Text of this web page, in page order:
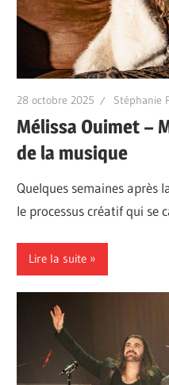
28 octobre 2025 Stéphanie
Mélissa Ouimet –
de la musique
Quelques semaines après
le processus créatif qui se
Lire la suite